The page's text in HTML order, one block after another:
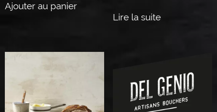
Ajouter au panier
Lire la suite